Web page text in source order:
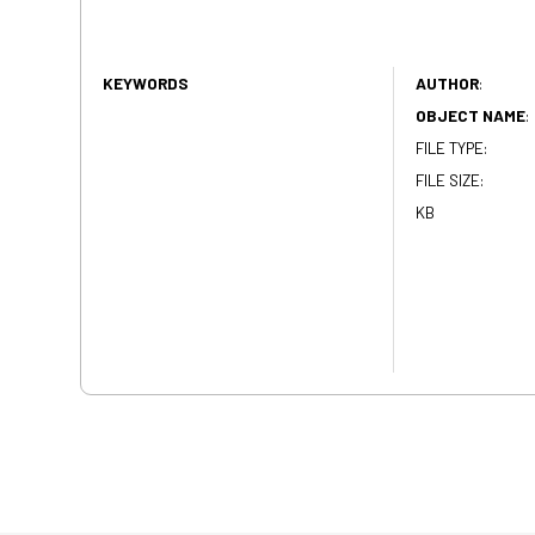
KEYWORDS AUTHOR:
OBJECT NAME:
FILE TYPE:
FILE SIZE:
KB